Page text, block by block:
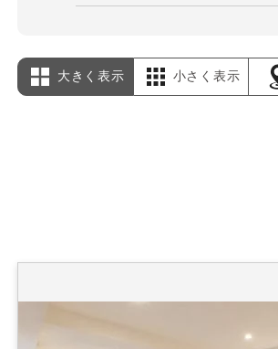
大きく表示 小さく表示